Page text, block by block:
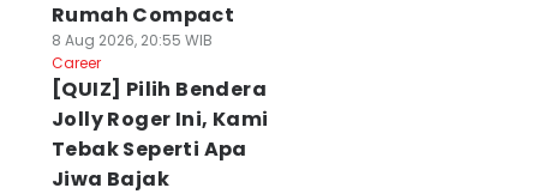
Rumah Compact
8 Aug 2026, 20:55 WIB
Career
[QUIZ] Pilih Bendera
Jolly Roger Ini, Kami
Tebak Seperti Apa
Jiwa Bajak